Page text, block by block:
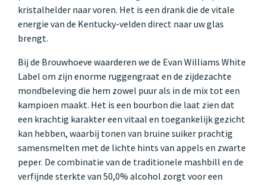
kristalhelder naar voren. Het is een drank die de vitale
energie van de Kentucky-velden direct naar uw glas
brengt.
Bij de Brouwhoeve waarderen we de Evan Williams White
Label om zijn enorme ruggengraat en de zijdezachte
mondbeleving die hem zowel puur als in de mix tot een
kampioen maakt. Het is een bourbon die laat zien dat
een krachtig karakter een vitaal en toegankelijk gezicht
kan hebben, waarbij tonen van bruine suiker prachtig
samensmelten met de lichte hints van appels en zwarte
peper. De combinatie van de traditionele mashbill en de
verfijnde sterkte van 50,0% alcohol zorgt voor een